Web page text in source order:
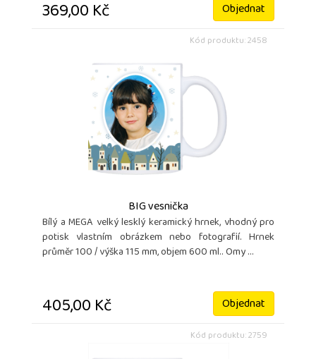
369,00 Kč Objednat
Kód produktu: 2458
BIG vesnička
Bílý a MEGA velký lesklý keramický hrnek, vhodný pro
potisk vlastním obrázkem nebo fotografií. Hrnek
průměr 100 / výška 115 mm, objem 600 ml.. Omy ...
405,00 Kč Objednat
Kód produktu: 2759